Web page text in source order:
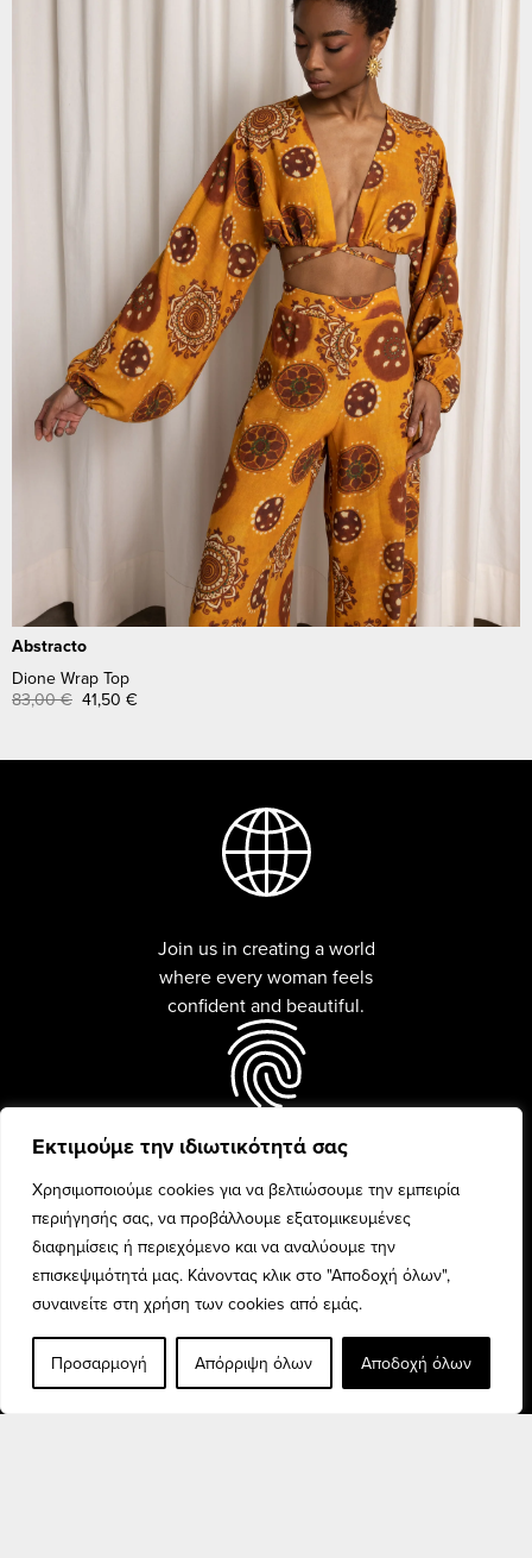
Εκτιμούμε την ιδιωτικότητά σας
Χρησιμοποιούμε cookies για να βελτιώσουμε την εμπειρία
περιήγησής σας, να προβάλλουμε εξατομικευμένες
διαφημίσεις ή περιεχόμενο και να αναλύουμε την
επισκεψιμότητά μας. Κάνοντας κλικ στο "Αποδοχή όλων",
συναινείτε στη χρήση των cookies από εμάς.
Προσαρμογή Απόρριψη όλων Αποδοχή όλων
Abstracto
Dione Wrap Top
83,00€ 41,50 €
Join us in creating a world
where every woman feels
confident and beautiful.
Every woman is unique and
beauty is celebrated with
confidence and pride.
Discover the finest fashion